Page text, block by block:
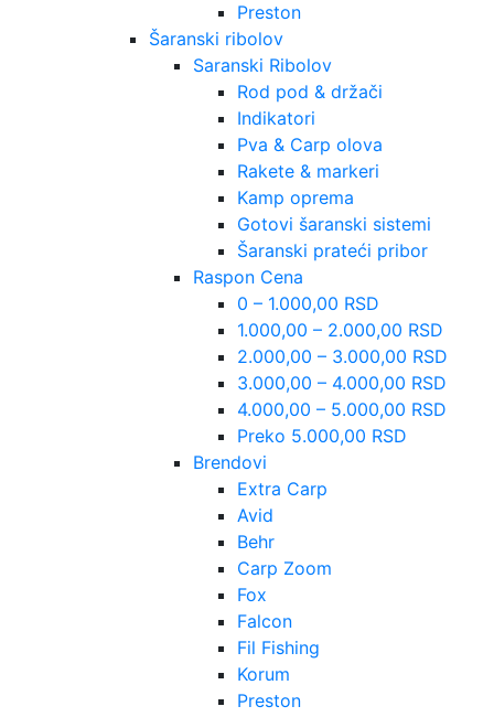
Preston
Šaranski ribolov
Saranski Ribolov
Rod pod & držači
Indikatori
Pva & Carp olova
Rakete & markeri
Kamp oprema
Gotovi šaranski sistemi
Šaranski prateći pribor
Raspon Cena
0 – 1.000,00 RSD
1.000,00 – 2.000,00 RSD
2.000,00 – 3.000,00 RSD
3.000,00 – 4.000,00 RSD
4.000,00 – 5.000,00 RSD
Preko 5.000,00 RSD
Brendovi
Extra Carp
Avid
Behr
Carp Zoom
Fox
Falcon
Fil Fishing
Korum
Preston